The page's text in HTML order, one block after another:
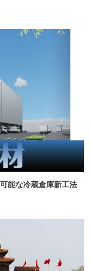
能な冷蔵倉庫新工法